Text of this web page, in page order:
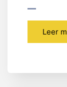
Leer